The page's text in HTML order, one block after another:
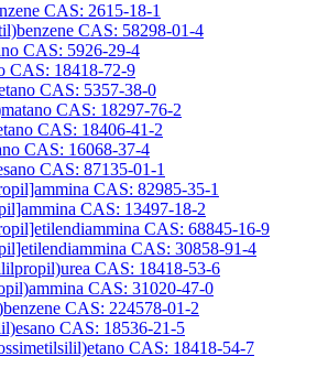
CAS: 2615-18-1
CAS: 58298-01-4
CAS: 5926-29-4
CAS: 18418-72-9
CAS: 5357-38-0
CAS: 18297-76-2
CAS: 18406-41-2
CAS: 16068-37-4
CAS: 87135-01-1
CAS: 82985-35-1
CAS: 13497-18-2
CAS: 68845-16-9
CAS: 30858-91-4
CAS: 18418-53-6
CAS: 31020-47-0
CAS: 224578-01-2
CAS: 18536-21-5
CAS: 18418-54-7